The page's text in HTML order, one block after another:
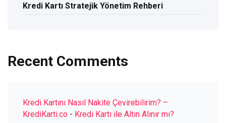
Kredi Kartı Stratejik Yönetim Rehberi
Recent Comments
Kredi Kartını Nasıl Nakite Çevirebilirim? –
KrediKarti.co - Kredi Kartı ile Altın Alınır mı?